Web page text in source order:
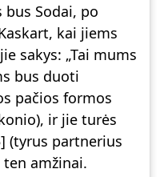
Sodai, po
kai jiems
sakys: „Tai mums
bus duoti
pačios formos
ir jie turės
(tyrus partnerius
amžinai.